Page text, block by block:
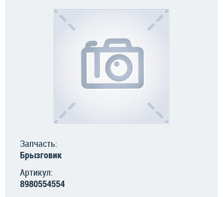
Запчасть:
Брызговик
Артикул:
8980554554